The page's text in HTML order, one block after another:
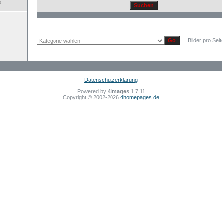
Bilder pro
Datenschutzerklärung
Powered by 4images1.7.11
Copyright © 2002-2026 4homepages.de